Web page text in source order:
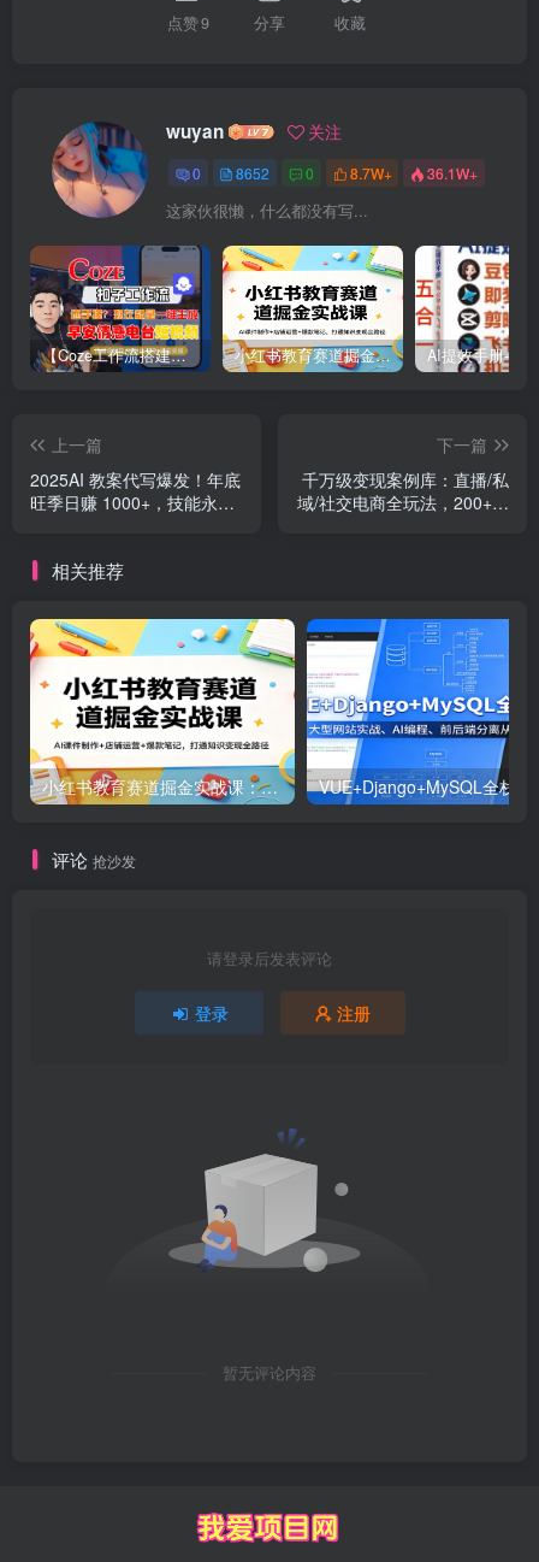
点赞9 分享 收藏
wuyan 关注
0 8652 0 8.7W+ 36.1W+
这家伙很懒，什么都没有写...
【Coze工作流搭建实操教程】【coze】早安情感电台日签视频还在手动做？用扣子工作流自动生成，省时90% 小红书教育赛道掘金实战课：AI课件制作+店铺运营+爆款笔记，打通知识变现全路径
上一篇
2025AI 教案代写爆发！年底
旺季日赚 1000+，技能永久
下一篇
千万级变现案例库：直播/私
域/社交电商全玩法，200+头
相关推荐
小红书教育赛道掘金实战课：AI课件制作+店铺运营+爆款笔记，打通知识变现全路径
评论 抢沙发
请登录后发表评论
登录 注册
暂无评论内容